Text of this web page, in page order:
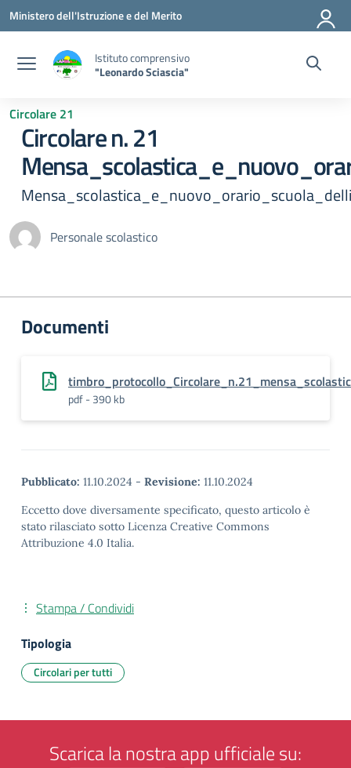
Vai ai contenuti
Vai al menu di navigazione
Vai al footer
Ministero dell'Istruzione e del Merito
Istituto comprensivo
"Leonardo Sciascia"
Circolare 21
Circolare n. 21
Personale scolastico
Documenti
pdf - 390 kb
Pubblicato: 11.10.2024 - Revisione: 11.10.2024
Eccetto dove diversamente specificato, questo articolo è
stato rilasciato sotto Licenza Creative Commons
Attribuzione 4.0 Italia.
Stampa / Condividi
Tipologia
Circolari per tutti
Scarica la nostra app ufficiale su: